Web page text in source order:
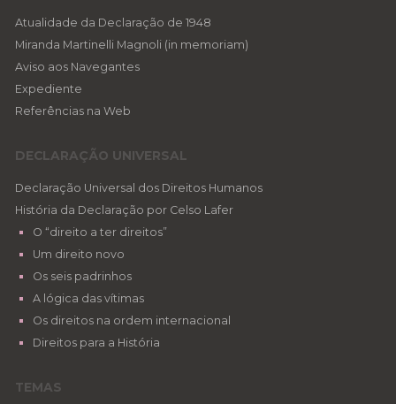
Atualidade da Declaração de 1948
Miranda Martinelli Magnoli (in memoriam)
Aviso aos Navegantes
Expediente
Referências na Web
DECLARAÇÃO UNIVERSAL
Declaração Universal dos Direitos Humanos
História da Declaração por Celso Lafer
O “direito a ter direitos”
Um direito novo
Os seis padrinhos
A lógica das vítimas
Os direitos na ordem internacional
Direitos para a História
TEMAS